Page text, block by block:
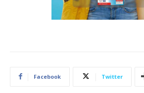
Facebook Twitter